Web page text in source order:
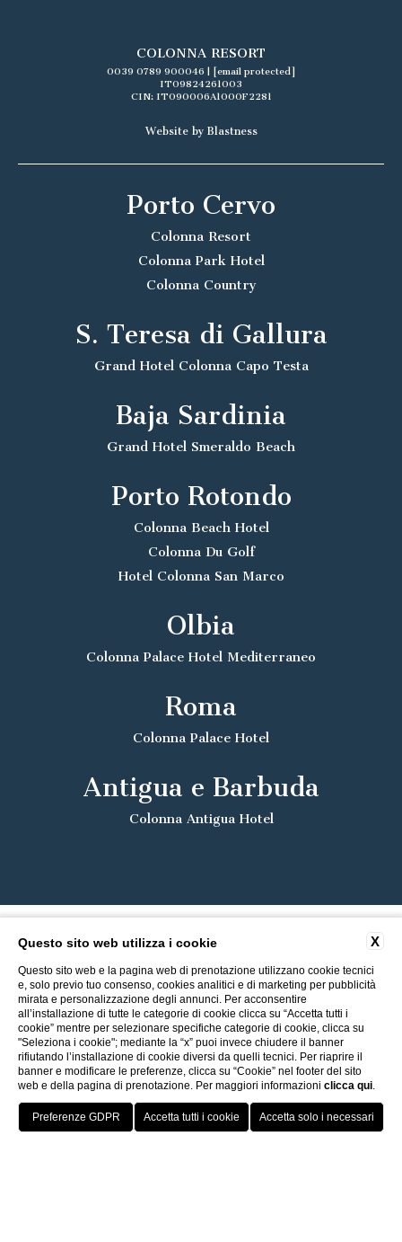
Vai a ITI Hotels
Porto Cervo - Colonna Resort
S. Teresa di Gallura - Grand Hotel Colonna Capo Testa
miglior tariffa
HOTELS OFFERTE VANTAGGI PRENOTA
COLONNA RESORT
0039 0789 900046 | [email protected]
IT09824261003
CIN: IT090006A1000F2281
Website by Blastness
Porto Cervo
Colonna Resort
Colonna Park Hotel
Colonna Country
S. Teresa di Gallura
Grand Hotel Colonna Capo Testa
Baja Sardinia
Grand Hotel Smeraldo Beach
Porto Rotondo
Colonna Beach Hotel
Colonna Du Golf
Hotel Colonna San Marco
Olbia
Colonna Palace Hotel Mediterraneo
Roma
Colonna Palace Hotel
Antigua e Barbuda
Colonna Antigua Hotel
X
Questo sito web utilizza i cookie
Questo sito web e la pagina web di prenotazione utilizzano cookie tecnici
e, solo previo tuo consenso, cookies analitici e di marketing per pubblicità
mirata e personalizzazione degli annunci. Per acconsentire
all’installazione di tutte le categorie di cookie clicca su “Accetta tutti i
cookie” mentre per selezionare specifiche categorie di cookie, clicca su
"Seleziona i cookie"; mediante la “x” puoi invece chiudere il banner
rifiutando l’installazione di cookie diversi da quelli tecnici. Per riaprire il
banner e modificare le preferenze, clicca su “Cookie” nel footer del sito
web e della pagina di prenotazione. Per maggiori informazioni clicca qui.